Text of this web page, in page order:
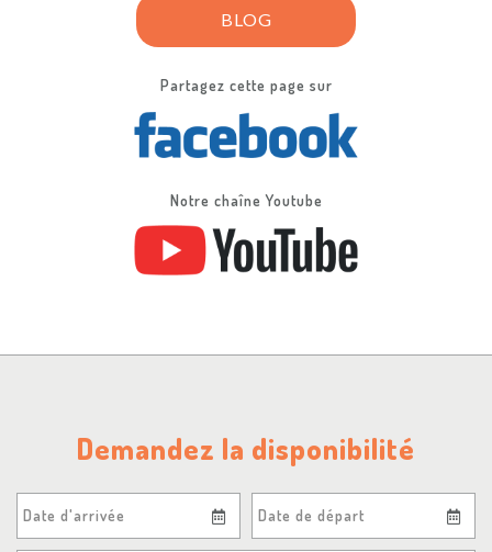
BLOG
Partagez cette page sur
Notre chaîne Youtube
Demandez la disponibilité
Date d'arrivée Date de départ